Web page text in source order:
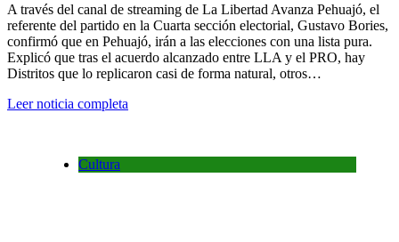
A través del canal de streaming de La Libertad Avanza Pehuajó, el
referente del partido en la Cuarta sección electorial, Gustavo Bories,
confirmó que en Pehuajó, irán a las elecciones con una lista pura.
Explicó que tras el acuerdo alcanzado entre LLA y el PRO, hay
Distritos que lo replicaron casi de forma natural, otros…
Leer noticia completa
Cultura